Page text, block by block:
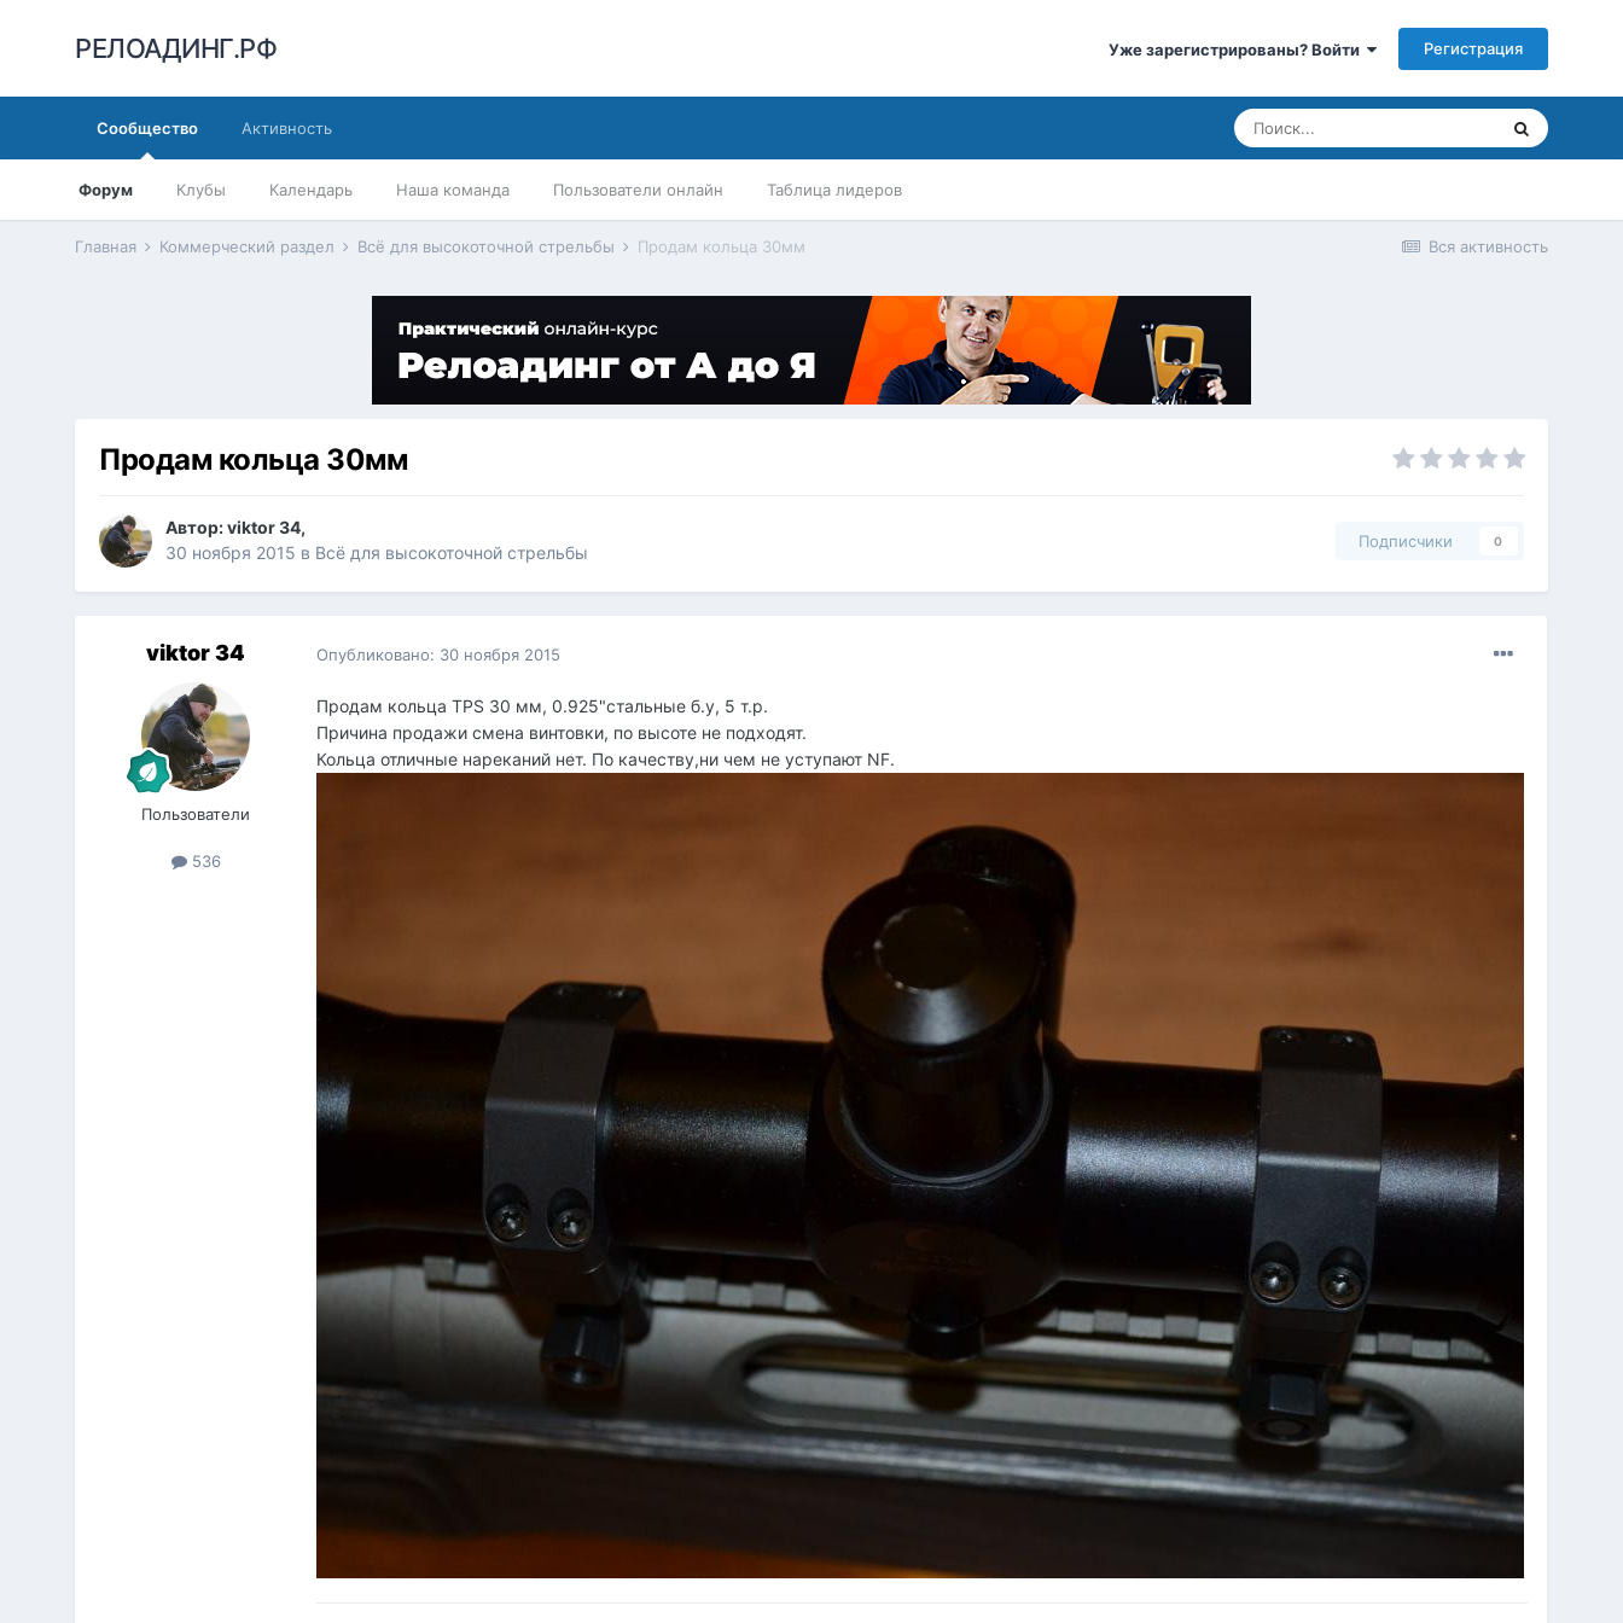
РЕЛОАДИНГ.РФ Уже зарегистрированы? Войти Регистрация
Сообщество
Форум Клубы Календарь Наша команда Пользователи онлайн Таблица лидеров
Активность
Вся активность
Главная Коммерческий раздел Всё для высокоточной стрельбы Продам кольца 30мм
Продам кольца 30мм
Автор:viktor 34,
30 ноября 2015 в Всё для высокоточной стрельбы
Подписчики 0
viktor 34
Пользователи
536
Опубликовано: 30 ноября 2015
Продам кольца TPS 30 мм, 0.925"стальные б.у, 5 т.р.
Причина продажи смена винтовки, по высоте не подходят.
Кольца отличные нареканий нет. По качеству,ни чем не уступают NF.